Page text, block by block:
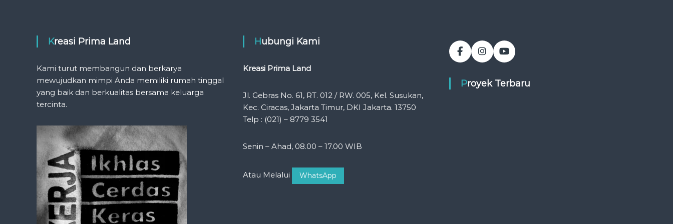
Kreasi Prima Land
Kami turut membangun dan berkarya
mewujudkan mimpi Anda memiliki rumah tinggal
yang baik dan berkualitas bersama keluarga
tercinta.
Hubungi Kami
Kreasi Prima Land
Jl. Gebras No. 61, RT. 012 / RW. 005, Kel. Susukan,
Kec. Ciracas, Jakarta Timur, DKI Jakarta. 13750
Telp : (021) – 8779 3541
Senin – Ahad, 08.00 – 17.00 WIB
Atau Melalui WhatsApp
Proyek Terbaru